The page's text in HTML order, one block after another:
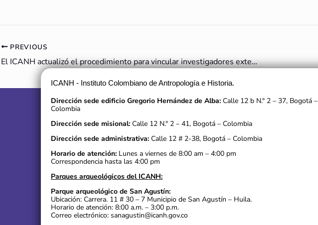
PREVIOUS
El ICANH actualizó el procedimiento para vincular investigadores externos
ICANH - Instituto Colombiano de Antropología e Historia.
Dirección sede edificio Gregorio Hernández de Alba: Calle 12 b N.° 2 – 37, Bogotá –
Colombia
Dirección sede misional: Calle 12 N.° 2 – 41, Bogotá – Colombia
Dirección sede administrativa: Calle 12 # 2-38, Bogotá – Colombia
Horario de atención: Lunes a viernes de 8:00 am – 4:00 pm
Correspondencia hasta las 4:00 pm
Parques arqueológicos del ICANH:
Parque arqueológico de San Agustín:
Ubicación: Carrera. 11 # 30 – 7 Municipio de San Agustín – Huila.
Horario de atención: 8:00 a.m. – 3:00 p.m.
Correo electrónico: sanagustin@icanh.gov.co